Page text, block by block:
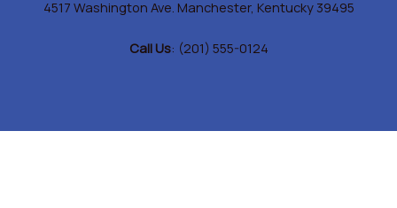
4517 Washington Ave. Manchester, Kentucky 39495
Call Us: (201) 555-0124